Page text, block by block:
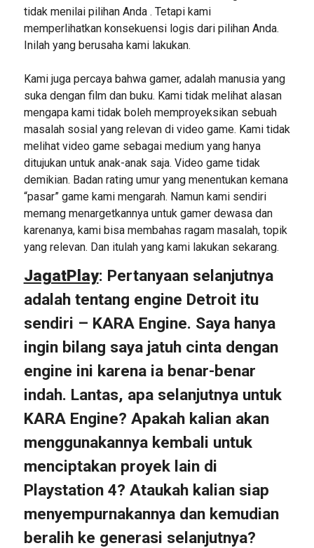
tidak menilai pilihan Anda . Tetapi kami
memperlihatkan konsekuensi logis dari pilihan Anda.
Inilah yang berusaha kami lakukan.
Kami juga percaya bahwa gamer, adalah manusia yang
suka dengan film dan buku. Kami tidak melihat alasan
mengapa kami tidak boleh memproyeksikan sebuah
masalah sosial yang relevan di video game. Kami tidak
melihat video game sebagai medium yang hanya
ditujukan untuk anak-anak saja. Video game tidak
demikian. Badan rating umur yang menentukan kemana
“pasar” game kami mengarah. Namun kami sendiri
memang menargetkannya untuk gamer dewasa dan
karenanya, kami bisa membahas ragam masalah, topik
yang relevan. Dan itulah yang kami lakukan sekarang.
JagatPlay: Pertanyaan selanjutnya
adalah tentang engine Detroit itu
sendiri – KARA Engine. Saya hanya
ingin bilang saya jatuh cinta dengan
engine ini karena ia benar-benar
indah. Lantas, apa selanjutnya untuk
KARA Engine? Apakah kalian akan
menggunakannya kembali untuk
menciptakan proyek lain di
Playstation 4? Ataukah kalian siap
menyempurnakannya dan kemudian
beralih ke generasi selanjutnya?